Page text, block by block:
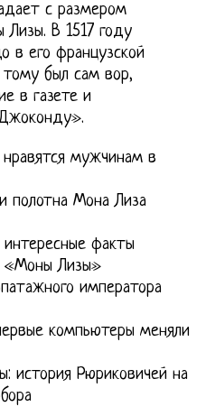
с размером
Лизы. В 1517 году
в его французской
тому был сам вор,
в газете и
мужчинам в
полотна Мона Лиза
факты
«Моны Лизы»
императора
компьютеры меняли
история Рюриковичей на